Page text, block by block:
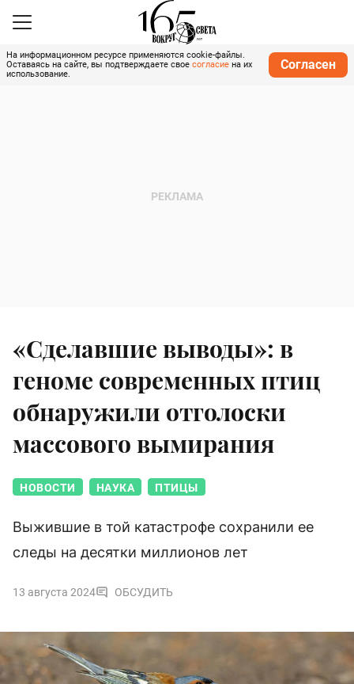
На информационном ресурсе применяются cookie-файлы.
Оставаясь на сайте, вы подтверждаете свое согласие на их
использование.
Согласен
«Сделавшие выводы»: в
геноме современных птиц
обнаружили отголоски
массового вымирания
НОВОСТИ НАУКА ПТИЦЫ
Выжившие в той катастрофе сохранили ее
следы на десятки миллионов лет
13 августа 2024 ОБСУДИТЬ